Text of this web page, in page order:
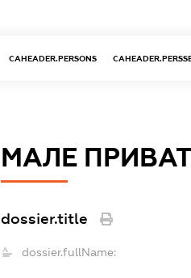
CAHEADER.PERSONS
МАЛЕ
dossier.title
dossier.fullName: